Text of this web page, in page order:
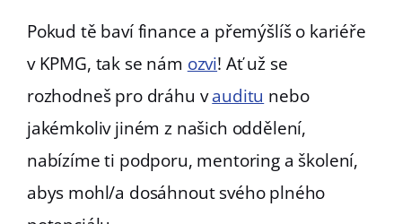
Pokud tě baví finance a přemýšlíš o kariéře
v KPMG, tak se nám ozvi! Ať už se
rozhodneš pro dráhu vauditu nebo
jakémkoliv jiném z našich oddělení,
nabízíme ti podporu, mentoring a školení,
abys mohl/a dosáhnout svého plného